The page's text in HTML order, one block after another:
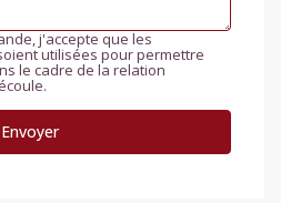
j'accepte que les
utilisées pour permettre
le cadre de la relation